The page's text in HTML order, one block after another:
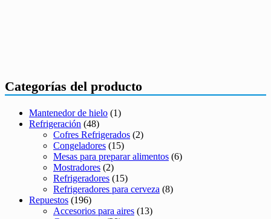
Categorías del producto
Mantenedor de hielo (1)
Refrigeración (48)
Cofres Refrigerados (2)
Congeladores (15)
Mesas para preparar alimentos (6)
Mostradores (2)
Refrigeradores (15)
Refrigeradores para cerveza (8)
Repuestos (196)
Accesorios para aires (13)